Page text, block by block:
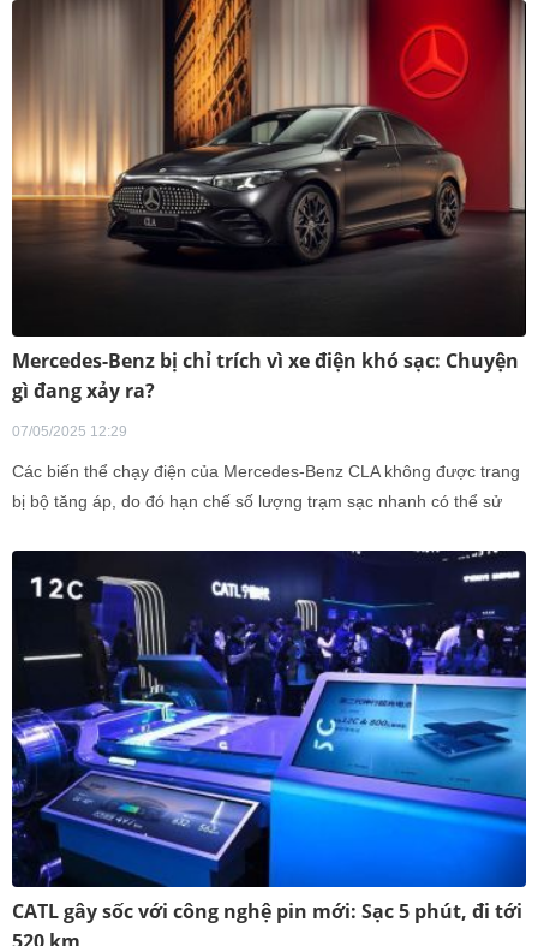
hãng xe còn áp dụng chính sách bảo hành nghiêm ngặt, trong đó
việc lạm dụng sạc siêu nhanh vượt mức quy định có thể trở thành
lý do khiến chủ xe bị từ chối bảo hành pin một rủi ro mà không ít
người dùng chưa lường trước.
Mercedes-Benz bị chỉ trích vì xe điện khó sạc: Chuyện
gì đang xảy ra?
07/05/2025 12:29
Các biến thể chạy điện của Mercedes-Benz CLA không được trang
bị bộ tăng áp, do đó hạn chế số lượng trạm sạc nhanh có thể sử
CATL gây sốc với công nghệ pin mới: Sạc 5 phút, đi tới